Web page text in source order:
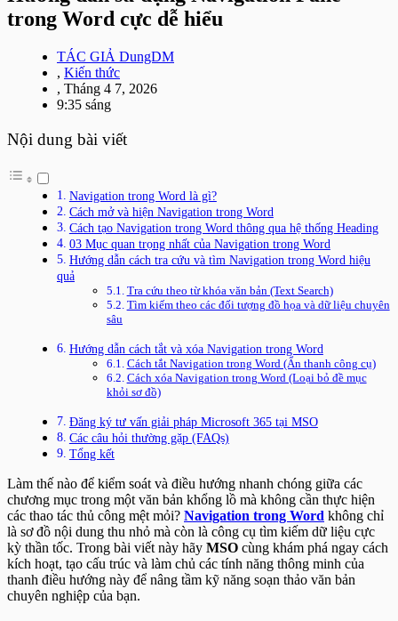
trong Word cực dễ hiểu
TÁC GIẢ DungDM
, Kiến thức
, Tháng 4 7, 2026
9:35 sáng
Nội dung bài viết
Navigation trong Word là gì?
Cách mở và hiện Navigation trong Word
Cách tạo Navigation trong Word thông qua hệ thống Heading
03 Mục quan trọng nhất của Navigation trong Word
Hướng dẫn cách tra cứu và tìm Navigation trong Word hiệu
quả
Tra cứu theo từ khóa văn bản (Text Search)
Tìm kiếm theo các đối tượng đồ họa và dữ liệu chuyên
sâu
Hướng dẫn cách tắt và xóa Navigation trong Word
Cách tắt Navigation trong Word (Ẩn thanh công cụ)
Cách xóa Navigation trong Word (Loại bỏ đề mục
khỏi sơ đồ)
Đăng ký tư vấn giải pháp Microsoft 365 tại MSO
Các câu hỏi thường gặp (FAQs)
Tổng kết
Làm thế nào để kiểm soát và điều hướng nhanh chóng giữa các
chương mục trong một văn bản khổng lồ mà không cần thực hiện
các thao tác thủ công mệt mỏi? Navigation trong Word không chỉ
là sơ đồ nội dung thu nhỏ mà còn là công cụ tìm kiếm dữ liệu cực
kỳ thần tốc. Trong bài viết này hãy MSO cùng khám phá ngay cách
kích hoạt, tạo cấu trúc và làm chủ các tính năng thông minh của
thanh điều hướng này để nâng tầm kỹ năng soạn thảo văn bản
chuyên nghiệp của bạn.